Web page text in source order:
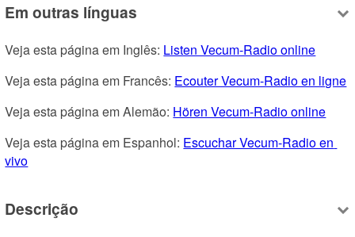
Em outras línguas
Veja esta página em Inglês: Listen Vecum-Radio online
Veja esta página em Francês: Ecouter Vecum-Radio en ligne
Veja esta página em Alemão: Hören Vecum-Radio online
Veja esta página em Espanhol: Escuchar Vecum-Radio en
vivo
Descrição